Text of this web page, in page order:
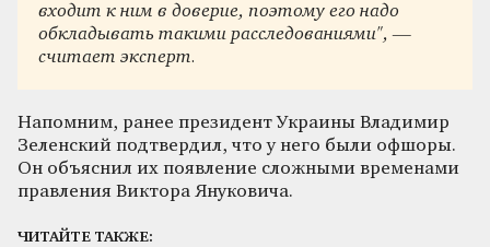
входит к ним в доверие, поэтому его надо
обкладывать такими расследованиями", —
считает эксперт.
Напомним, ранее президент Украины Владимир
Зеленский подтвердил, что у него были офшоры.
Он объяснил их появление сложными временами
правления Виктора Януковича.
ЧИТАЙТЕ ТАКЖЕ: